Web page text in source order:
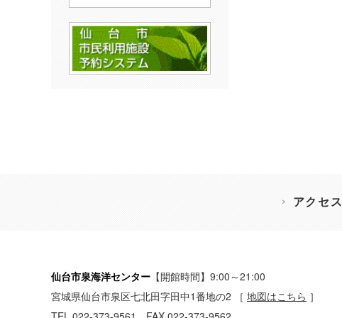
アクセス
仙台市泉海洋センター 【開館時間】9:00～21:00
宮城県仙台市泉区七北田字田中1番地の2
［ 地図はこちら ］